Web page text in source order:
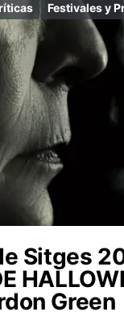
Festivales y
Sitges
Green